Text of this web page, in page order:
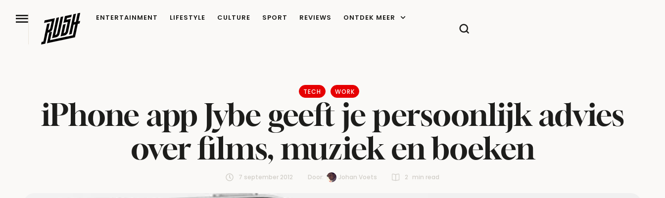
ENTERTAINMENT LIFESTYLE CULTURE SPORT REVIEWS ONTDEK MEER
TECH WORK
iPhone app Jybe geeft je persoonlijk advies
over films, muziek en boeken
7 september 2012 Door: Johan Voets 2 min read